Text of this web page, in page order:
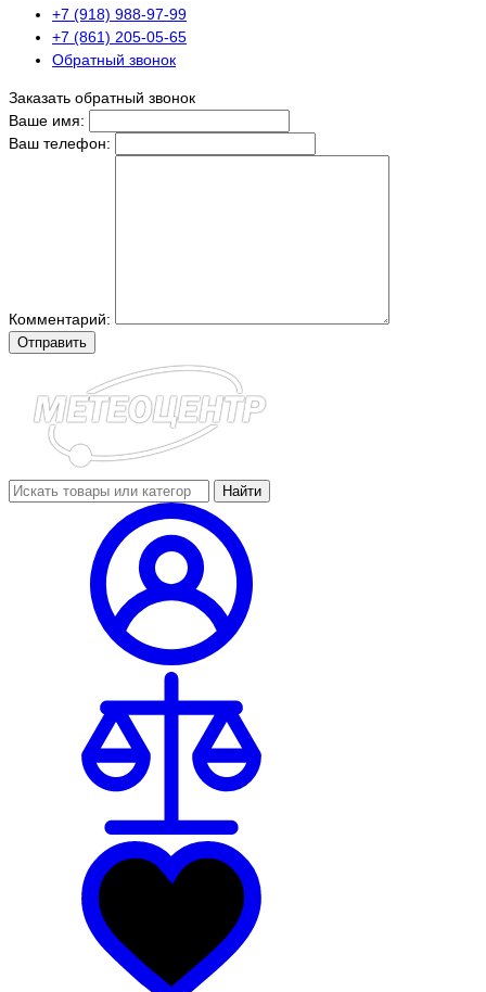
+7 (918) 988-97-99
+7 (861) 205-05-65
Обратный звонок
Заказать обратный звонок
Ваше имя:
Ваш телефон:
Комментарий:
Отправить
Найти